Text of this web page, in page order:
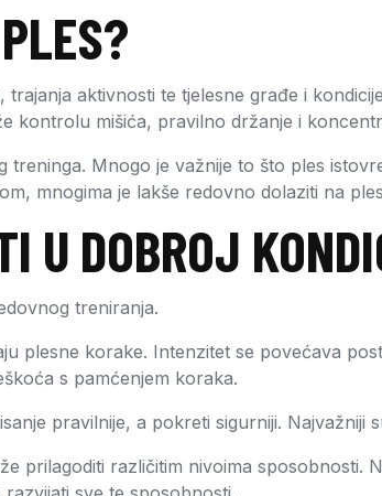
aktivnosti te tjelesne građe i
kontrolu mišića, pravilno držanje i
Mnogo je važnije to što ples
mnogima je lakše redovno dolaziti na
U DOBROJ
treniranja.
plesne korake. Intenzitet se povećava
s pamćenjem koraka.
pravilnije, a pokreti sigurniji. Najvažniji
prilagoditi različitim nivoima sposobnosti.